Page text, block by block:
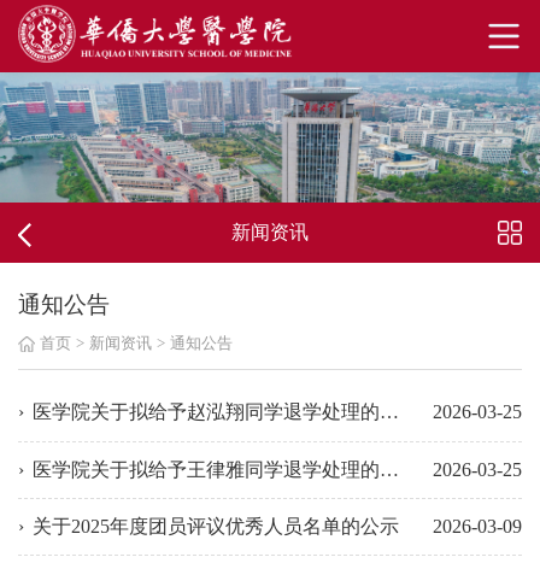
新闻资讯
通知公告
首页 > 新闻资讯 > 通知公告
医学院关于拟给予赵泓翔同学退学处理的公示 2026-03-25
医学院关于拟给予王律雅同学退学处理的公示 2026-03-25
关于2025年度团员评议优秀人员名单的公示 2026-03-09